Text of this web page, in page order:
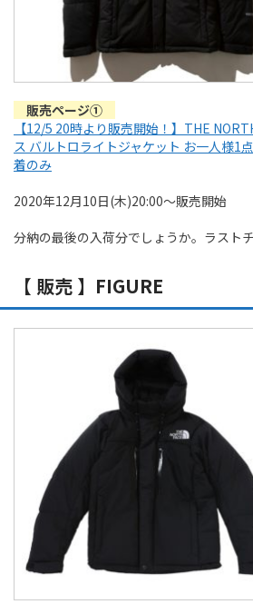
販売ページ①
【12/5 20時より販売開始！】THE
ス バルトロライトジャケット お一人様1
着のみ
2020年12月10日(木)20:00～販売開始
分納の最後の入荷分でしょうか。ラストチ
【 販売 】FIGURE